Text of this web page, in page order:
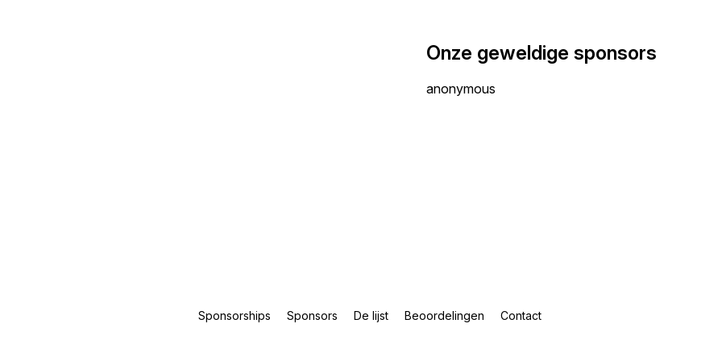
Onze geweldige sponsors
anonymous
Sponsorships Sponsors De lijst Beoordelingen Contact